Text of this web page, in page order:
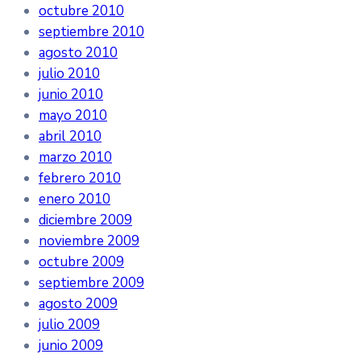
octubre 2010
septiembre 2010
agosto 2010
julio 2010
junio 2010
mayo 2010
abril 2010
marzo 2010
febrero 2010
enero 2010
diciembre 2009
noviembre 2009
octubre 2009
septiembre 2009
agosto 2009
julio 2009
junio 2009